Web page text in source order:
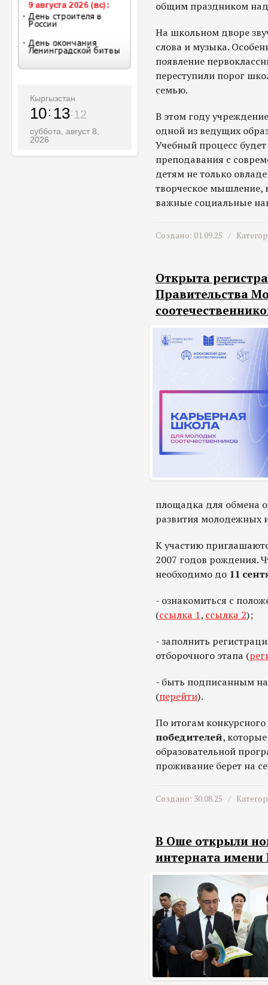
Кыргызстан
10 13 14
суббота, август 8,
2026
общим праздником
На школьном дворе
слова и музыка.
появление
переступили порог
семью.
В этом году
одной из ведущих
Учебный процесс
преподавания с
детям не только
творческое мышление,
важные социальные
Создано: 01.09.25 /
Открыта
Правительства
площадка для обмена
развития молодежных
К участию
2007 годов рождения.
необходимо до 11
- ознакомиться с
(ссылка 1, ссылка 2);
- заполнить
отборочного этапа (
- быть подписанным
(перейти).
По итогам
победителей,
образовательной
проживание берет на
Создано: 30.08.25 /
В Оше открыли
интерната